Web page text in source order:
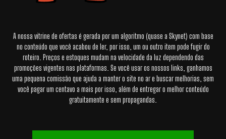
A nossa vitrine de ofertas é gerada por um algoritmo (quase a Skynet) com base
no conteúdo que você acabou de ler, por isso, um ou outro item pode fugir do
roteiro. Preços e estoques mudam na velocidade da luz dependendo das
promoções vigentes nas plataformas. Se você usar os nossos links, ganhamos
uma pequena comissão que ajuda a manter o site no ar e buscar melhorias, sem
você pagar um centavo a mais por isso, além de entregar o melhor conteúdo
gratuitamente e sem propagandas.